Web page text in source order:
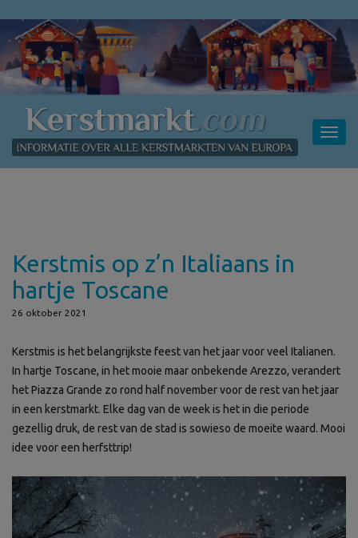
Kerstmis op z’n Italiaans in
hartje Toscane
26 oktober 2021
Kerstmis is het belangrijkste feest van het jaar voor veel Italianen.
In hartje Toscane, in het mooie maar onbekende Arezzo, verandert
het Piazza Grande zo rond half november voor de rest van het jaar
in een kerstmarkt. Elke dag van de week is het in die periode
gezellig druk, de rest van de stad is sowieso de moeite waard. Mooi
idee voor een herfsttrip!